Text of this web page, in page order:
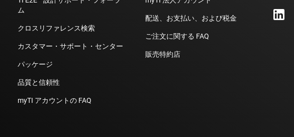
ム
クロスリファレンス検索
カスタマー・サポート・センター
パッケージ
品質と信頼性
myTI アカウントの FAQ
配送、お支払い、および税金
ご注文に関する FAQ
販売特約店